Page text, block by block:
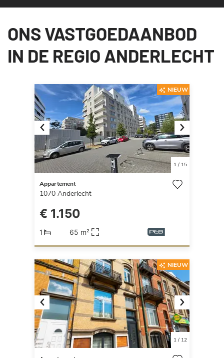
ONS VASTGOEDAANBOD
IN DE REGIO ANDERLECHT
Previous Next
1/ 15
NIEUW
Appartement
1070 Anderlecht
€ 1.150
1 65 m²
Previous Next
1/ 12
NIEUW